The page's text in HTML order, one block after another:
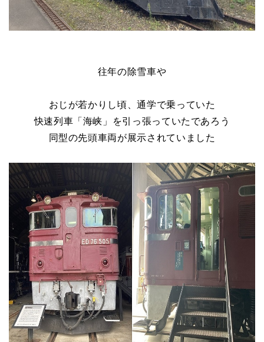
往年の除雪車や
おじが若かりし頃、通学で乗っていた
快速列車「海峡」を引っ張っていたであろう
同型の先頭車両が展示されていました